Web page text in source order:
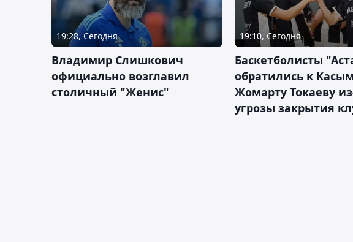
19:28, Сегодня
Владимир Слишкович
официально возглавил
столичный "Женис"
19:10, Сегодня
Баскетболисты
обратились к
Жомарту Токаеву
угрозы закрытия